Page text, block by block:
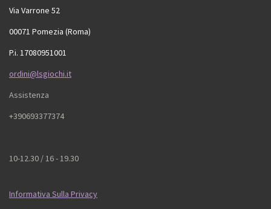
Via Varrone 52
00071 Pomezia (Roma)
P.i. 17080951001
ordini@lsgiochi.it
Assistenza
+390693377374
10-12.30 / 16 - 19.30
Informativa Sulla Privacy